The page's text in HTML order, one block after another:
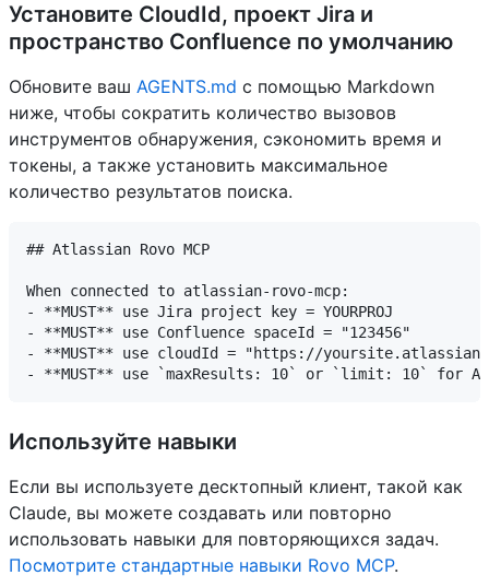
Установите CloudId, проект Jira и
пространство Confluence по умолчанию
Обновите ваш AGENTS.md с помощью Markdown
ниже, чтобы сократить количество вызовов
инструментов обнаружения, сэкономить время и
токены, а также установить максимальное
количество результатов поиска.
## Atlassian Rovo MCP
When connected to atlassian-rovo-mcp:
- **MUST** use Jira project key = YOURPROJ
- **MUST** use Confluence spaceId = "123456"
- **MUST** use cloudId = "https://
Используйте навыки
Если вы используете десктопный клиент, такой как
Claude, вы можете создавать или повторно
использовать навыки для повторяющихся задач.
Посмотрите стандартные навыки Rovo MCP.